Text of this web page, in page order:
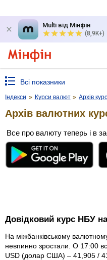
Multi від Мінфін
(8,9K+)
Всі показники
Індекси » Курси валют » Архів
Архів валютних
Все про валюту теперь і в
Довідковий курс НБУ
На міжбанківському
невпинно зростали. О 17:00
USD (долар США) – 41,905 /